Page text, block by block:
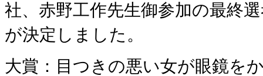
社、赤野工作先生御参加の最終
が決定しました。
大賞：目つきの悪い女が眼鏡を